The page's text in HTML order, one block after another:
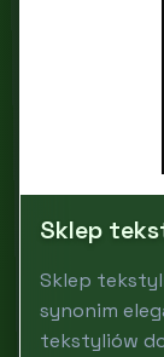
Sklep
Sklep
synonim
tekstyliów